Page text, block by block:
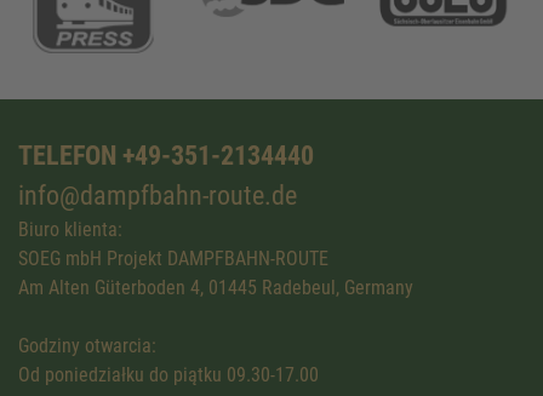
TELEFON +49-351-2134440
info@dampfbahn-route.de
Biuro klienta:
SOEG mbH Projekt DAMPFBAHN-ROUTE
Am Alten Güterboden 4, 01445 Radebeul, Germany
Godziny otwarcia:
Od poniedziałku do piątku 09.30-17.00